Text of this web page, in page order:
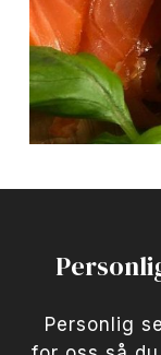
Personlig